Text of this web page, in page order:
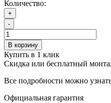
Количество:
+
-
В корзину
Купить в 1 клик
Скидка или бесплатный
Все подробности можно
Официальная гарантия